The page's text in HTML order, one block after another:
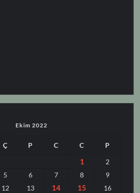
Ekim 2022
Ç P C C P
1
2
5 6 7 8
9
12 13 14 15
16